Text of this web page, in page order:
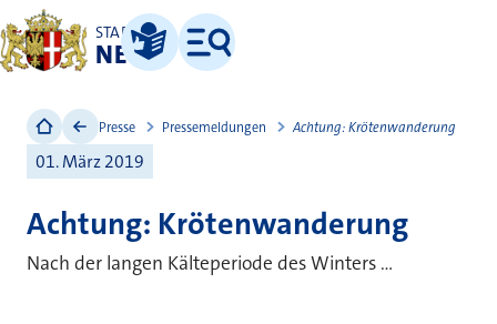
STADT
NEUSS
Leichte Sprache
Menü
Presse Pressemeldungen Achtung: Krötenwanderung
01. März 2019
Achtung: Krötenwanderung
Nach der langen Kälteperiode des Winters ...